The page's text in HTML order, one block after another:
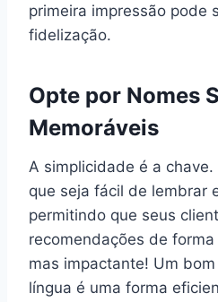
primeira impressão pode
fidelização.
Opte por Nomes
Memoráveis
A simplicidade é a chave.
que seja fácil de lembrar
permitindo que seus
recomendações de
mas impactante! Um
língua é uma forma